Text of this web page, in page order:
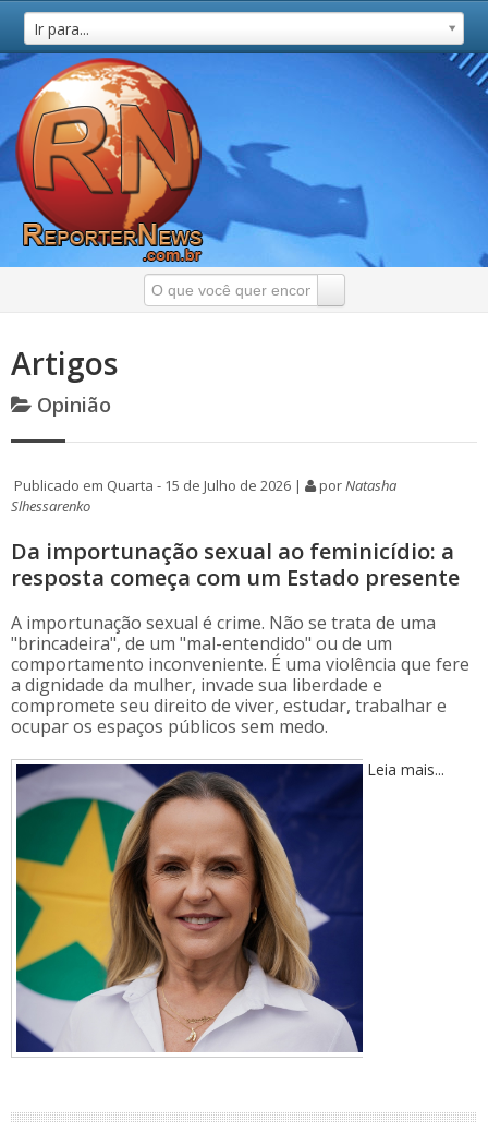
Ir para...
Artigos
Opinião
Publicado em Quarta - 15 de Julho de 2026 | porNatasha
Slhessarenko
Da importunação sexual ao feminicídio: a
resposta começa com um Estado presente
A importunação sexual é crime. Não se trata de uma
"brincadeira", de um "mal-entendido" ou de um
comportamento inconveniente. É uma violência que fere
a dignidade da mulher, invade sua liberdade e
compromete seu direito de viver, estudar, trabalhar e
ocupar os espaços públicos sem medo.
Leia mais...